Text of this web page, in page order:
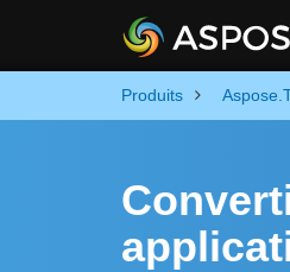
Produits